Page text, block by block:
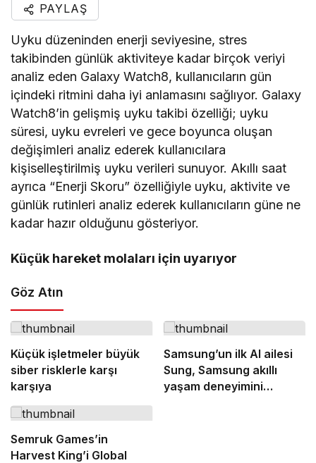
PAYLAŞ
Uyku düzeninden enerji seviyesine, stres
takibinden günlük aktiviteye kadar birçok veriyi
analiz eden Galaxy Watch8, kullanıcıların gün
içindeki ritmini daha iyi anlamasını sağlıyor. Galaxy
Watch8’in gelişmiş uyku takibi özelliği; uyku
süresi, uyku evreleri ve gece boyunca oluşan
değişimleri analiz ederek kullanıcılara
kişiselleştirilmiş uyku verileri sunuyor. Akıllı saat
ayrıca “Enerji Skoru” özelliğiyle uyku, aktivite ve
günlük rutinleri analiz ederek kullanıcıların güne ne
kadar hazır olduğunu gösteriyor.
Küçük hareket molaları için uyarıyor
Göz Atın
Küçük işletmeler büyük
siber risklerle karşı
karşıya
Samsung’un ilk AI ailesi
Sung, Samsung akıllı
yaşam deneyimini
Semruk Games’in
Harvest King’i Global